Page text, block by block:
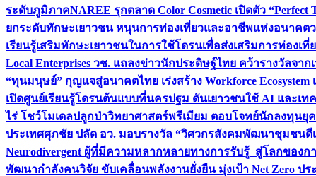
ระดับภูมิภาคNAREE รุกตลาด Color Cosmetic เปิดตัว
ยกระดับทักษะเยาวชน หนุนการท่องเที่ยวและอาชีพแห่งอนาคต
เรียนรู้เสริมทักษะเยาวชนในการใช้โดรนเพื่อส่งเสริมการท่อง
Local Enterprises วช. แถลงข่าวนักประดิษฐ์ไทย คว้ารางวัลจาก
“ทุนมนุษย์” กุญแจสู่อนาคตไทย เร่งสร้าง Workforce
เปิดศูนย์เรียนรู้โดรนต้นแบบที่นครปฐม ดันเยาวชนใช้ AI และเ
ไร่ โชว์โมเดลปลูกป่าวิทยาศาสตร์พรีเมียม ตอบโจทย์นักลงทุนยุค
ประเทศศุภชัย ปลัด อว. มอบรางวัล “วิศวกรสังคมพัฒนาชุมชน
Neurodivergent ผู้ที่มีความหลากหลายทางการรับรู้ สู่โลกของก
พัฒนากำลังคนวิจัย ขับเคลื่อนพลังงานยั่งยืน มุ่งเป้า Net Zero ปร